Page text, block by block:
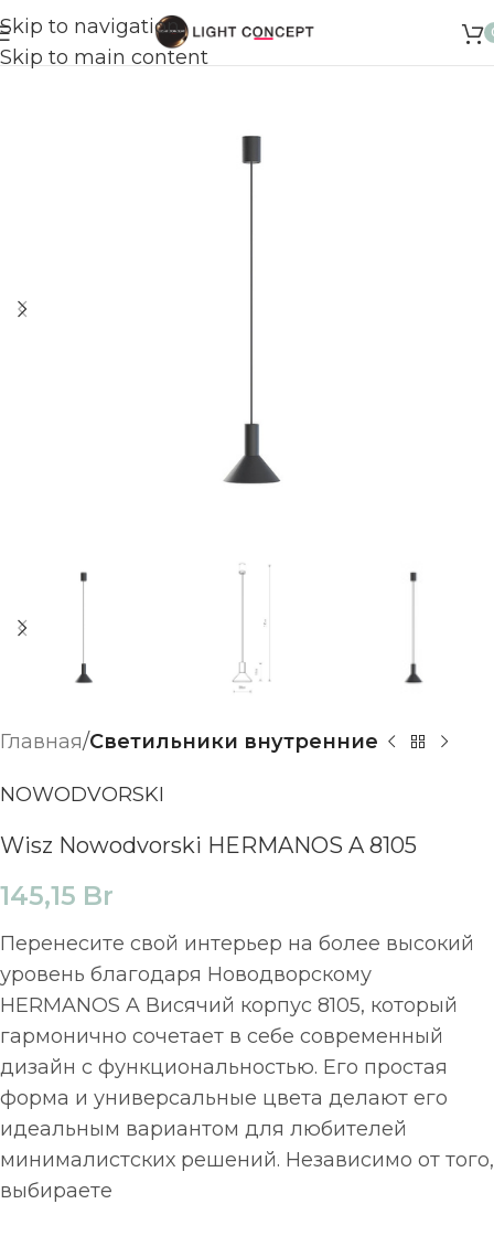
Skip to navigation
Skip to main content
Главная Светильники внутренние
NOWODVORSKI
Wisz Nowodvorski HERMANOS A 8105
145,15 Br
Перенесите свой интерьер на более высокий
уровень благодаря Новодворскому
HERMANOS A Висячий корпус 8105, который
гармонично сочетает в себе современный
дизайн с функциональностью. Его простая
форма и универсальные цвета делают его
идеальным вариантом для любителей
минималистских решений. Независимо от того,
выбираете